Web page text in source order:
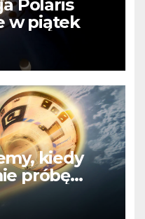
Polaris
w piątek
kiedy
próbę